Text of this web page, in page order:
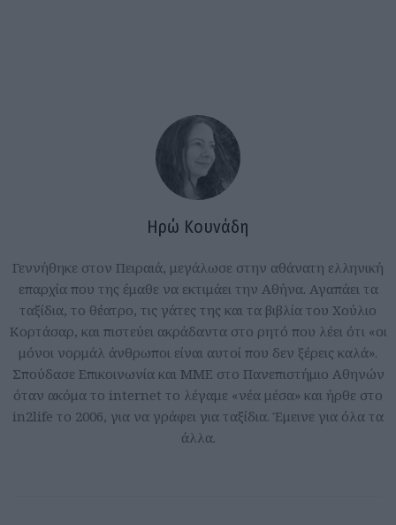
Ηρώ Κουνάδη
Γεννήθηκε στον Πειραιά, μεγάλωσε στην αθάνατη ελληνική
επαρχία που της έμαθε να εκτιμάει την Αθήνα. Αγαπάει τα
ταξίδια, το θέατρο, τις γάτες της και τα βιβλία του Χούλιο
Κορτάσαρ, και πιστεύει ακράδαντα στο ρητό που λέει ότι «οι
μόνοι νορμάλ άνθρωποι είναι αυτοί που δεν ξέρεις καλά».
Σπούδασε Επικοινωνία και ΜΜΕ στο Πανεπιστήμιο Αθηνών
όταν ακόμα το internet το λέγαμε «νέα μέσα» και ήρθε στο
in2life το 2006, για να γράφει για ταξίδια. Έμεινε για όλα τα
άλλα.